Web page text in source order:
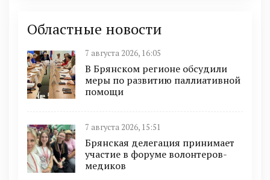
Областные новости
7 августа 2026, 16:05
В Брянском регионе обсудили
меры по развитию паллиативной
помощи
7 августа 2026, 15:51
Брянская делегация принимает
участие в форуме волонтеров-
медиков